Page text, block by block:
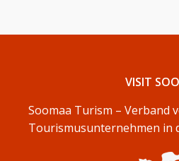
VISIT
Soomaa Turism – Verband
Tourismusunternehmen in